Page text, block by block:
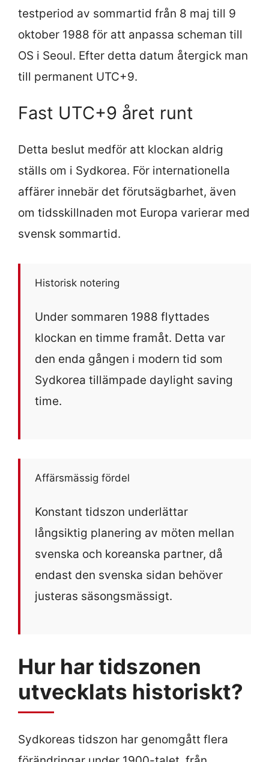
testperiod av sommartid från 8 maj till 9
oktober 1988 för att anpassa scheman till
OS i Seoul. Efter detta datum återgick man
till permanent UTC+9.
Fast UTC+9 året runt
Detta beslut medför att klockan aldrig
ställs om i Sydkorea. För internationella
affärer innebär det förutsägbarhet, även
om tidsskillnaden mot Europa varierar med
svensk sommartid.
Historisk notering
Under sommaren 1988 flyttades
klockan en timme framåt. Detta var
den enda gången i modern tid som
Sydkorea tillämpade daylight saving
time.
Affärsmässig fördel
Konstant tidszon underlättar
långsiktig planering av möten mellan
svenska och koreanska partner, då
endast den svenska sidan behöver
justeras säsongsmässigt.
Hur har tidszonen
utvecklats historiskt?
Sydkoreas tidszon har genomgått flera